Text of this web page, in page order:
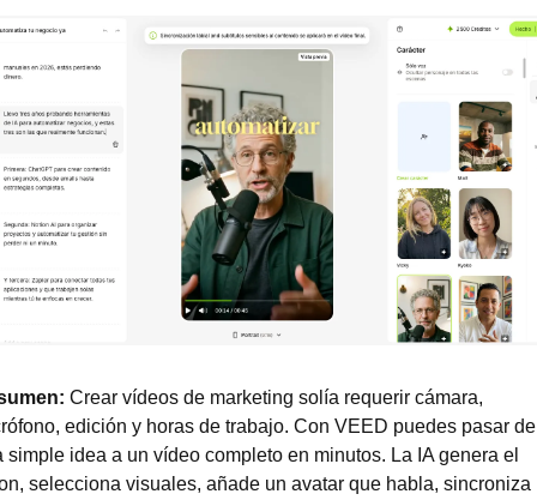
Crear vídeos de marketing solía requerir cámara,
edición y horas de trabajo. Con VEED puedes pasar de
simple idea a un vídeo completo en minutos. La IA genera el
selecciona visuales, añade un avatar que habla, sincroniza